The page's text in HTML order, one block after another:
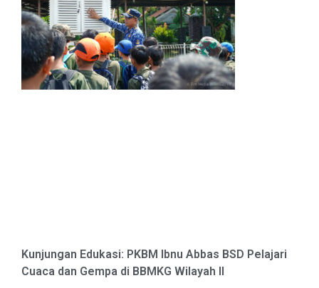
Kunjungan Edukasi: PKBM Ibnu Abbas BSD Pelajari
Cuaca dan Gempa di BBMKG Wilayah II